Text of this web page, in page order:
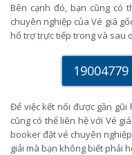
Bên cạnh đó, bạn cũng có
chuyên nghiệp của Vé giá
hổ trợ trực tiếp trong và sau
19004779
Để việc kết nối được gần
cũng có thể liên hệ với Vé
booker đặt vé chuyên
giải mà bạn không biết phải